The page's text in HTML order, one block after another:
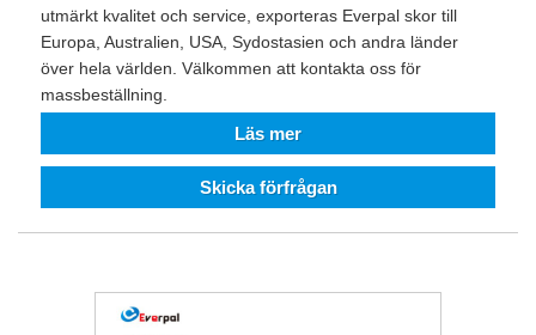
utmärkt kvalitet och service, exporteras Everpal skor till
Europa, Australien, USA, Sydostasien och andra länder
över hela världen. Välkommen att kontakta oss för
massbeställning.
Läs mer
Skicka förfrågan